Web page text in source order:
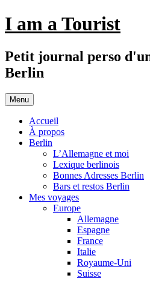
Aller
au
I am a Tourist
Petit journal perso
Berlin
Menu
Accueil
À propos
Berlin
L’Allemagne et moi
Lexique berlinois
Bonnes Adresses Berlin
Bars et restos Berlin
Mes voyages
Europe
Allemagne
Espagne
France
Italie
Royaume-Uni
Suisse